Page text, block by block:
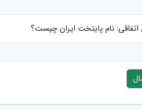
اتفاقی: نام پایتخت ایران چیست؟